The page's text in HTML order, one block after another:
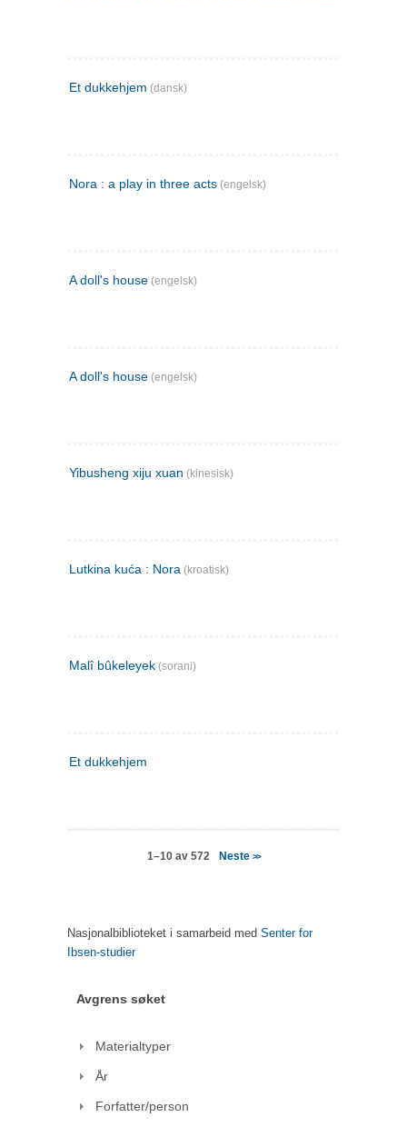
Et dukkehjem (dansk)
Nora : a play in three acts (engelsk)
A doll's house (engelsk)
A doll's house (engelsk)
Yibusheng xiju xuan (kinesisk)
Lutkina kuća : Nora (kroatisk)
Malî bûkeleyek (sorani)
Et dukkehjem
1–10 av 572 Neste >>
Nasjonalbiblioteket i samarbeid med Senter for
Ibsen-studier
Avgrens søket
Materialtyper
År
Forfatter/person